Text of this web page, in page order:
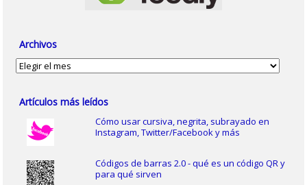
Archivos
Archivos
Artículos más leídos
Cómo usar cursiva, negrita, subrayado en
Instagram, Twitter/Facebook y más
Códigos de barras 2.0 - qué es un código QR y
para qué sirven